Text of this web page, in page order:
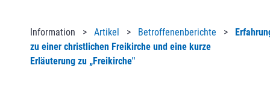
Information > Artikel > Betroffenenberichte >
zu einer christlichen Freikirche und eine kurze
Erläuterung zu „Freikirche"